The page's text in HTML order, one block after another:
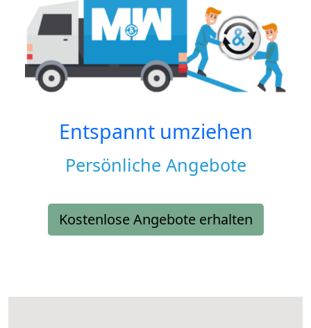
Entspannt umziehen
Persönliche Angebote
Kostenlose Angebote erhalten